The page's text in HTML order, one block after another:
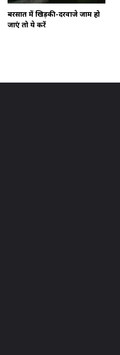
बरसात में खिड़की-दरवाजे जाम हो
जाएं तो ये करें